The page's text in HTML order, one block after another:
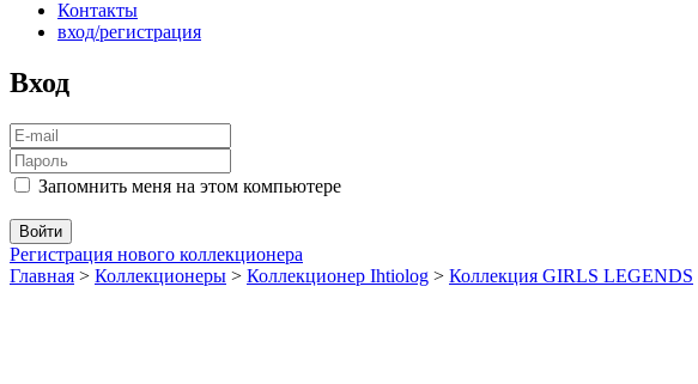
Контакты
вход/регистрация
Вход
Запомнить меня на этом компьютере
Регистрация нового коллекционера
Главная > Коллекционеры > Коллекционер Ihtiolog > Коллекция GIRLS LEGENDS